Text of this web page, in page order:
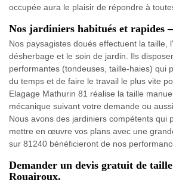
occupée aura le plaisir de répondre à
Nos jardiniers habitués et rapides
Nos paysagistes doués effectuent la taille,
désherbage et le soin de jardin. Ils
performantes (tondeuses, taille-haies) qui
du temps et de faire le travail le plus vite
Elagage Mathurin 81 réalise la taille
mécanique suivant votre demande ou
Nous avons des jardiniers compétents qui
mettre en œuvre vos plans avec une
sur 81240 bénéficieront de nos
Demander un devis gratuit de taille
Rouairoux.